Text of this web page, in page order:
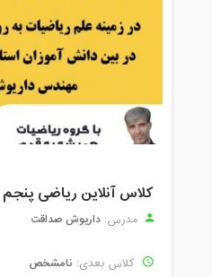
مدرس: داریوش صداقت
کلاس بعدی: نامشخص